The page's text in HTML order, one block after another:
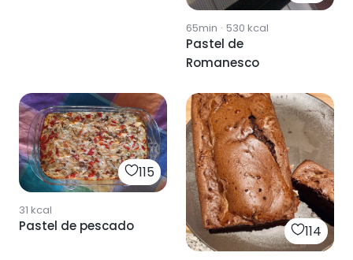
65min · 530 kcal
Pastel de
Romanesco
115
31 kcal
Pastel de pescado 114